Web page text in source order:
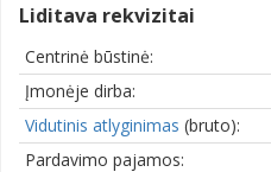
Liditava rekvizitai
Centrinė būstinė:
Įmonėje dirba:
Vidutinis atlyginimas (bruto):
Pardavimo pajamos: